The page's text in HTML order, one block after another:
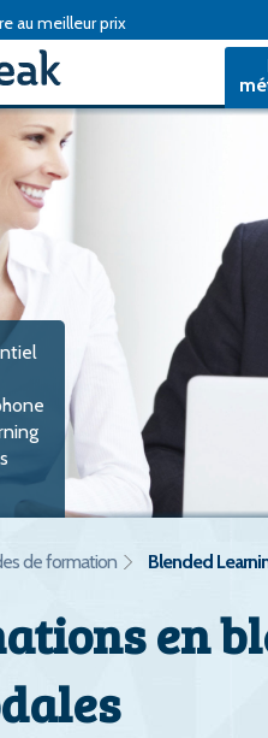
au meilleur prix
de formation Blended
en